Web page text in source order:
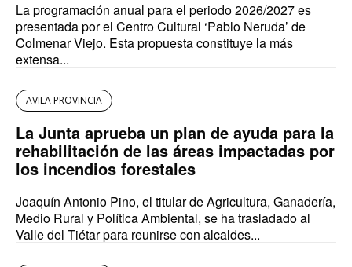
La programación anual para el periodo 2026/2027 es
presentada por el Centro Cultural ‘Pablo Neruda’ de
Colmenar Viejo. Esta propuesta constituye la más
extensa...
AVILA PROVINCIA
La Junta aprueba un plan de ayuda para la
rehabilitación de las áreas impactadas por
los incendios forestales
Joaquín Antonio Pino, el titular de Agricultura, Ganadería,
Medio Rural y Política Ambiental, se ha trasladado al
Valle del Tiétar para reunirse con alcaldes...